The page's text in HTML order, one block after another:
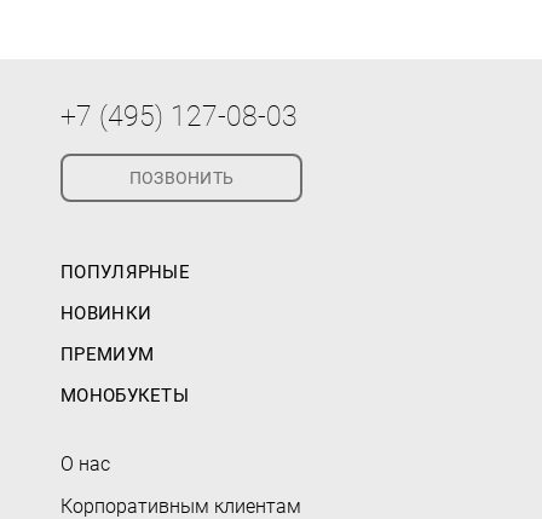
+7 (495) 127-08-03
ПОЗВОНИТЬ
ПОПУЛЯРНЫЕ
НОВИНКИ
ПРЕМИУМ
МОНОБУКЕТЫ
О нас
Корпоративным клиентам